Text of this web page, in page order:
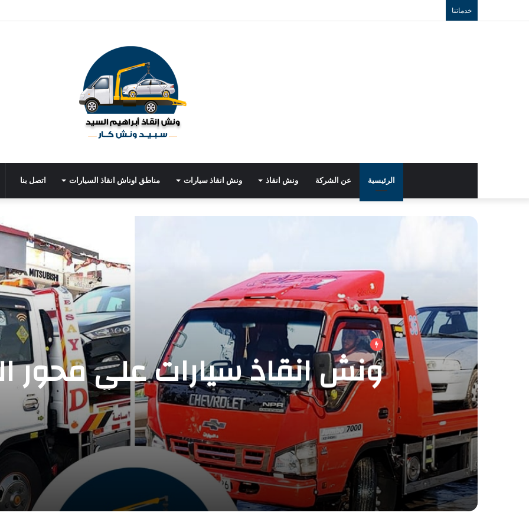
خدماتنا
الرئيسية عن الشركة ونش انقاذ ونش انقاذ سيارات مناطق اوناش انقاذ السيارات اتصل بنا
ونش انقاذ سيارات علي محور